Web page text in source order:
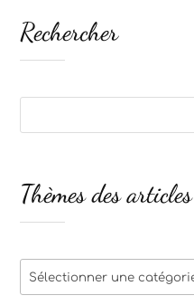
Rechercher
Thèmes des articles
Thèmes
des